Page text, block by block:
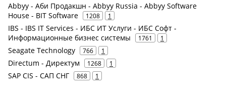
Abbyy - Аби Продакшн - Abbyy Russia - Abbyy Software
House - BIT Software
1208 1
IBS - IBS IT Services - ИБС ИТ Услуги - ИБС Софт -
Информационные бизнес системы
1761 1
Seagate Technology 766 1
Directum - Директум 1268 1
SAP CIS - САП СНГ 868 1